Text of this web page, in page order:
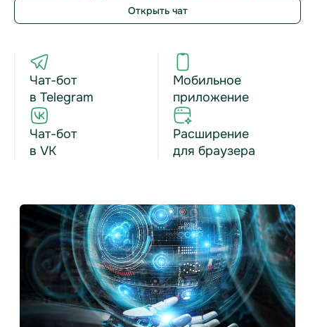
Открыть чат
Чат-бот
в Telegram
Чат-бот
в VK
Мобильное
приложение
Расширение
для браузера